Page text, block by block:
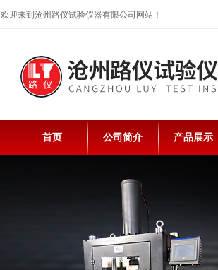
欢迎来到沧州路仪试验仪器有限公司网站！
首页 公司简介 产品展示